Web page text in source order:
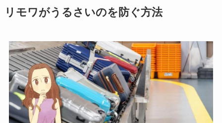
リモワがうるさいのを防ぐ方法